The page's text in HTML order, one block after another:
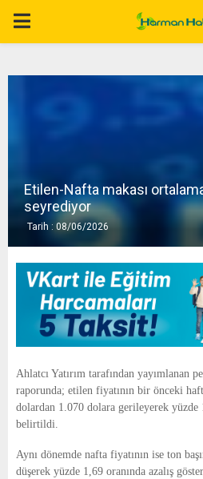
P
A
E
N
U
Etilen-Nafta makası
seyrediyor
Tarih : 08/06/2026
Ahlatcı Yatırım tarafından yayımlanan
raporunda; etilen fiyatının bir önceki
dolardan 1.070 dolara gerileyerek yüzde
belirtildi.
Aynı dönemde nafta fiyatının ise ton
düşerek yüzde 1,69 oranında azalış